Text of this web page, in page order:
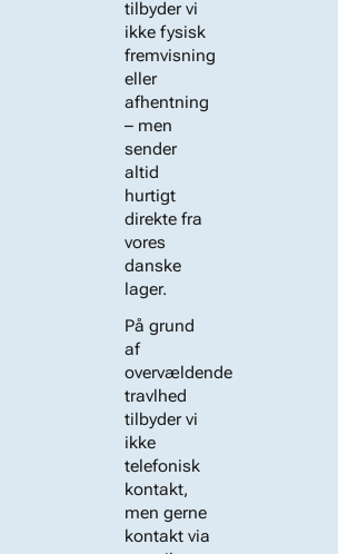
tilbyder vi
ikke fysisk
fremvisning
eller
afhentning
– men
sender
altid
hurtigt
direkte fra
vores
danske
lager.
På grund
af
overvældende
travlhed
tilbyder vi
ikke
telefonisk
kontakt,
men gerne
kontakt via